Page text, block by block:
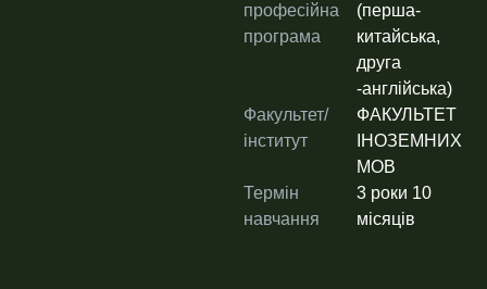
професійна
програма
(перша-
китайська,
друга
-англійська)
Факультет/
інститут
ФАКУЛЬТЕТ
ІНОЗЕМНИХ
МОВ
Термін
навчання
3 роки 10
місяців​